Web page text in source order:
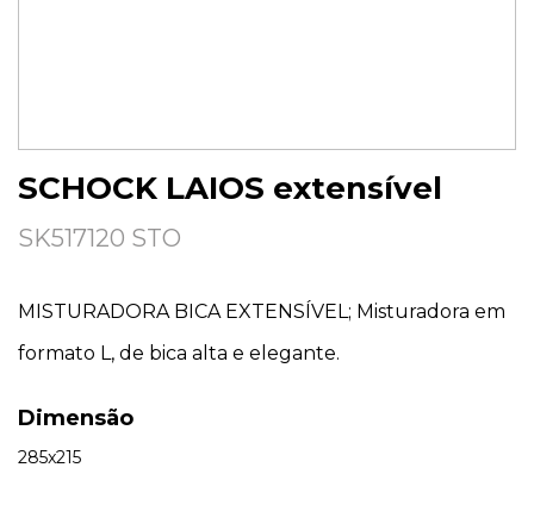
SCHOCK LAIOS extensível
SK517120 STO
MISTURADORA BICA EXTENSÍVEL; Misturadora em
formato L, de bica alta e elegante.
Dimensão
285x215